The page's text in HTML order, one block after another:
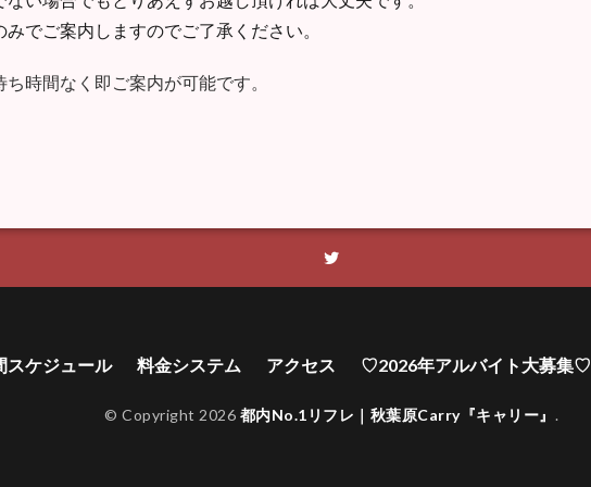
でご案内しますのでご了承ください。
ち時間なく即ご案内が可能です。
スケジュール 料金システム アクセス ♡2026年アルバイト大募集♡
© Copyright 2026 都内No.1リフレ｜秋葉原Carry『キャリー』 .